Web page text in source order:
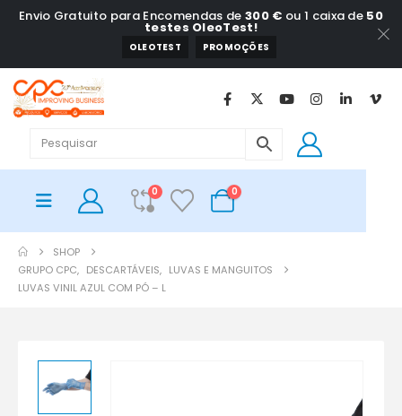
Envio Gratuito para Encomendas de 300 € ou 1 caixa de 50
testes OleoTest!
OLEOTEST PROMOÇÕES
0 0
SHOP
GRUPO CPC, DESCARTÁVEIS, LUVAS E MANGUITOS
LUVAS VINIL AZUL COM PÓ – L